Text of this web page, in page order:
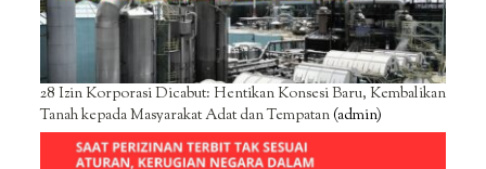
28 Izin Korporasi Dicabut: Hentikan Konsesi Baru, Kembalikan
Tanah kepada Masyarakat Adat dan Tempatan(admin)